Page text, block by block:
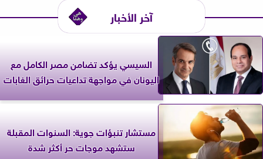
آخر الأخبار
السيسي يؤكد تضامن مصر الكامل مع
اليونان في مواجهة تداعيات حرائق الغابات
مستشار تنبؤات جوية: السنوات المقبلة
ستشهد موجات حر أكثر شدة